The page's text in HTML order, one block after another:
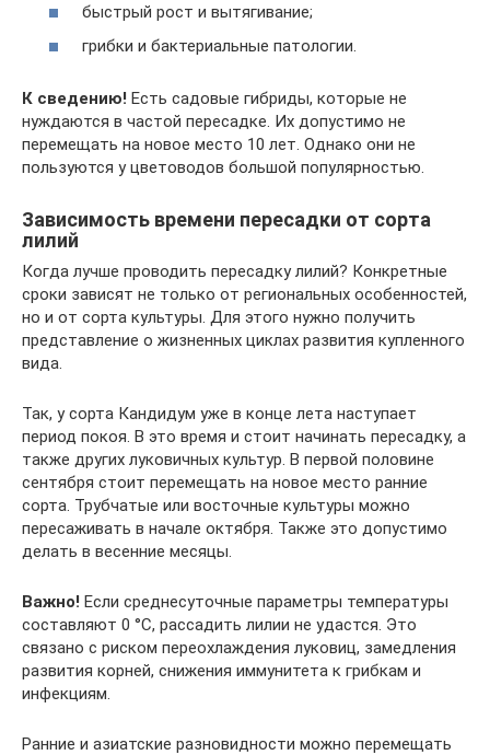
быстрый рост и вытягивание;
грибки и бактериальные патологии.
К сведению! Есть садовые гибриды, которые не
нуждаются в частой пересадке. Их допустимо не
перемещать на новое место 10 лет. Однако они не
пользуются у цветоводов большой популярностью.
Зависимость времени пересадки от сорта
лилий
Когда лучше проводить пересадку лилий? Конкретные
сроки зависят не только от региональных особенностей,
но и от сорта культуры. Для этого нужно получить
представление о жизненных циклах развития купленного
вида.
Так, у сорта Кандидум уже в конце лета наступает
период покоя. В это время и стоит начинать пересадку, а
также других луковичных культур. В первой половине
сентября стоит перемещать на новое место ранние
сорта. Трубчатые или восточные культуры можно
пересаживать в начале октября. Также это допустимо
делать в весенние месяцы.
Важно! Если среднесуточные параметры температуры
составляют 0 °С, рассадить лилии не удастся. Это
связано с риском переохлаждения луковиц, замедления
развития корней, снижения иммунитета к грибкам и
инфекциям.
Ранние и азиатские разновидности можно перемещать